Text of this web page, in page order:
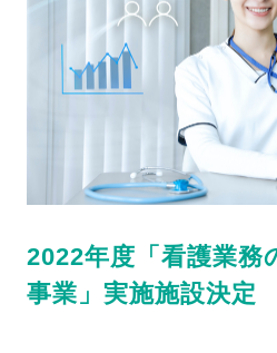
2022年度「看護業務
事業」実施施設決定